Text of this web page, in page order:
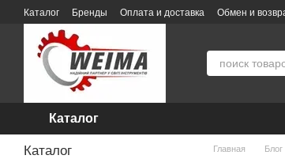
Перейти к основному контенту
Каталог Бренды Оплата и доставка Обмен и
О компании WEIMA — интернет-магазин инструмента и
Гарантия и сервисное обслуживание
Каталог
Главная Блог
Каталог